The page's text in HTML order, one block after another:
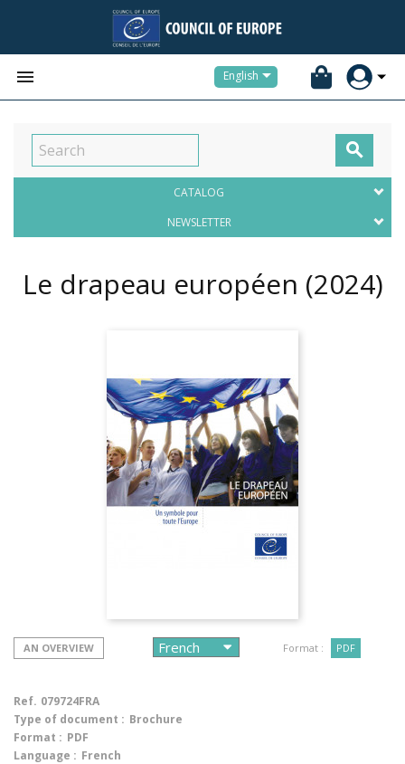
 English

CATALOG
NEWSLETTER
Le drapeau européen (2024)
AN OVERVIEW Format : PDF
Ref. 079724FRA
Type of document : Brochure
Format : PDF
Language : French